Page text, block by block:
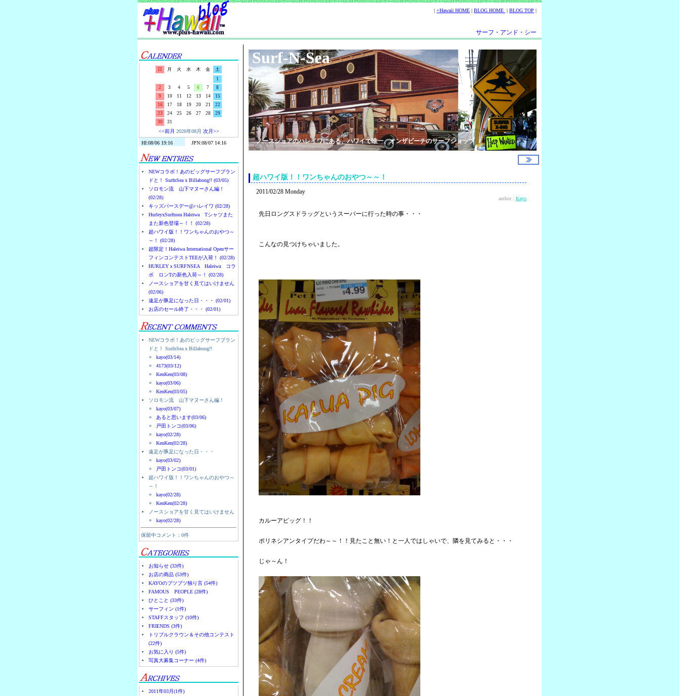
| +Hawaii HOME | BLOG HOME | BLOG TOP |
サーフ・アンド・シー
日 月 火 水 木 金
土
1
2
3 4 5 6 7
8
9
10 11 12 13 14
15
16
17 18 19 20 21
22
23
24 25 26 27 28
29
30
31
<<前月 2026年08月 次月>>
NEWコラボ！あのビッグサーフブラン
ドと！ SurfnSea x Billabong!! (03/05)
ソロモン流 山下マヌーさん編！
(02/28)
キッズバースデー@ハレイワ (02/28)
HurleyxSurfnsea Haleiwa Tシャツまた
また新色登場～！！ (02/28)
超ハワイ版！！ワンちゃんのおやつ～
～！ (02/28)
超限定！Haleiwa International Openサー
フィンコンテストTEEが入荷！ (02/28)
HURLEYｘSURFNSEA Haleiwa コラ
ボ ロンTの新色入荷～！ (02/28)
ノースショアを甘く見てはいけません
(02/06)
遠足が豚足になった日・・・ (02/01)
お店のセール終了・・・ (02/01)
NEWコラボ！あのビッグサーフブラン
ドと！ SurfnSea x Billabong!!
kayo(03/14)
4173(03/12)
KenKen(03/08)
kayo(03/06)
KenKen(03/05)
ソロモン流 山下マヌーさん編！
kayo(03/07)
あると思います(03/06)
戸田トンコ(03/06)
kayo(02/28)
KenKen(02/28)
遠足が豚足になった日・・・
kayo(03/02)
戸田トンコ(03/01)
超ハワイ版！！ワンちゃんのおやつ～
～！
kayo(02/28)
KenKen(02/28)
ノースショアを甘く見てはいけません
kayo(02/28)
保留中コメント：0件
お知らせ (33件)
お店の商品 (53件)
KAYOのブツブツ独り言 (54件)
FAMOUS PEOPLE (28件)
ひとこと (33件)
サーフィン (1件)
STAFFスタッフ (10件)
FRIENDS (3件)
トリプルクラウン＆その他コンテスト
(22件)
お気に入り (5件)
写真大募集コーナー (4件)
2011年03月(1件)
Surf-N-Sea
ノースショアのハレイワにある、ハワイで唯一、オンザビーチのサーフショップ
超ハワイ版！！ワンちゃんのおやつ～～！
2011/02/28 Monday
author : Kayo
先日ロングスドラッグというスーパーに行った時の事・・・
こんなの見つけちゃいました。
カルーアピッグ！！
ポリネシアンタイプだわ～～！！見たこと無い！と一人ではしゃいで、隣を見てみると・・・
じゃ～ん！